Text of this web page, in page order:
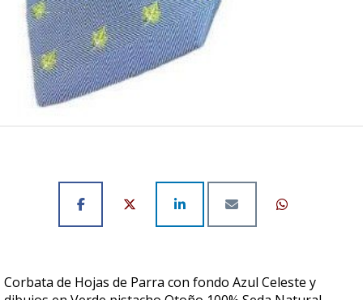
Corbata de Hojas de Parra con fondo Azul Celeste y